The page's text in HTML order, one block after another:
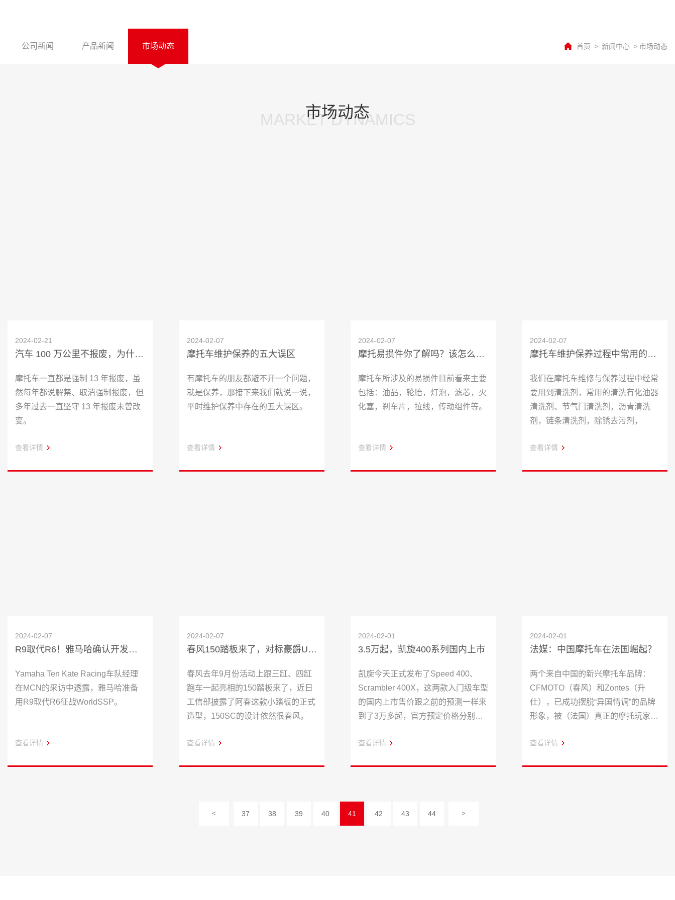
公司新闻 产品新闻 市场动态 首页 > 新闻中心 > 市场动态
市场动态
MARKET DYNAMICS
2024-02-21
汽车 100 万公里不报废，为什么更方便的摩托车 13 年必须报废？
摩托车一直都是强制 13 年报废，虽
然每年都说解禁、取消强制报废，但
多年过去一直坚守 13 年报废未曾改
变。
查看详情
2024-02-07
摩托车维护保养的五大误区
有摩托车的朋友都避不开一个问题，
就是保养，那接下来我们就说一说，
平时维护保养中存在的五大误区。
查看详情
2024-02-07
摩托易损件你了解吗？该怎么换？
摩托车所涉及的易损件目前看来主要
包括：油品，轮胎，灯泡，滤芯，火
化塞，刹车片，拉线，传动组件等。
查看详情
2024-02-07
摩托车维护保养过程中常用的清洗剂
我们在摩托车维修与保养过程中经常
要用到清洗剂，常用的清洗有化油器
清洗剂、节气门清洗剂，沥青清洗
剂，链条清洗剂，除锈去污剂，
查看详情
2024-02-07
R9取代R6！雅马哈确认开发三缸900跑车
Yamaha Ten Kate Racing车队经理
在MCN的采访中透露，雅马哈准备
用R9取代R6征战WorldSSP。
查看详情
2024-02-07
春风150踏板来了，对标豪爵UHR150？
春风去年9月份活动上跟三缸、四缸
跑车一起亮相的150踏板来了，近日
工信部披露了阿春这款小踏板的正式
造型，150SC的设计依然很春风。
查看详情
2024-02-01
3.5万起，凯旋400系列国内上市
凯旋今天正式发布了Speed 400、
Scrambler 400X，这两款入门级车型
的国内上市售价跟之前的预测一样来
到了3万多起，官方预定价格分别为
查看详情
2024-02-01
法媒：中国摩托车在法国崛起？
两个来自中国的新兴摩托车品牌：
CFMOTO（春风）和Zontes（升
仕），已成功摆脱“异国情调”的品牌
形象，被（法国）真正的摩托玩家们
查看详情
< 37 38 39 40 41 42 43 44 >